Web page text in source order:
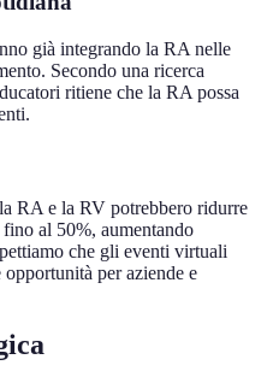
già integrando la RA nelle
Secondo una ricerca
ritiene che la RA possa
RA e la RV potrebbero ridurre
al 50%, aumentando
che gli eventi virtuali
per aziende e